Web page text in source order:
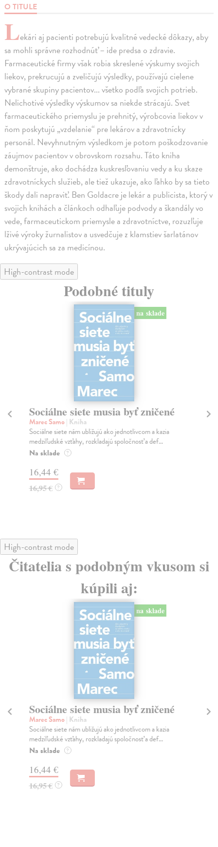
O TITULE
Lekári aj pacienti potrebujú kvalitné vedecké dôkazy, aby
sa mohli správne rozhodnúť – ide predsa o zdravie.
Farmaceutické firmy však robia skreslené výskumy svojich
liekov, prekrucujú a zveličujú výsledky, používajú cielene
vybrané skupiny pacientov... všetko podľa svojich potrieb.
Nelichotivé výsledky výskumov sa niekde strácajú. Svet
farmaceutického priemyslu je prehnitý, výrobcovia liekov v
ňom poskytujú „vzdelanie“ pre lekárov a zdravotnícky
personál. Nevyhnutným výsledkom je potom poškodzovanie
záujmov pacientov v obrovskom rozsahu. Táto kniha
demonštruje, ako dochádza kuskresľovaniu vedy a ku skaze
zdravotníckych služieb, ale tiež ukazuje, ako ľahko by sa tieto
škody dali napraviť. Ben Goldacre je lekár a publicista, ktorý v
svojich knihách a článkoch odhaľuje podvody a škandály vo
vede, farmaceutickom priemysle a zdravotníctve, rozuzľuje
lživé výroky žurnalistov a usvedčuje z klamstiev šarlatánov
ukrývajúcich sa za medicínou.
High-contrast mode
Podobné tituly
na sklade
Sociálne siete musia byť zničené
Marec Samo| Kniha
Sociálne siete nám ubližujú ako jednotlivcom a kazia
medziľudské vzťahy, rozkladajú spoločnosť a def...
Na sklade ?
16,44 €
16,95 € ?
High-contrast mode
Čitatelia s podobným vkusom si
kúpili aj:
na sklade
Sociálne siete musia byť zničené
Marec Samo| Kniha
Sociálne siete nám ubližujú ako jednotlivcom a kazia
medziľudské vzťahy, rozkladajú spoločnosť a def...
Na sklade ?
16,44 €
16,95 € ?